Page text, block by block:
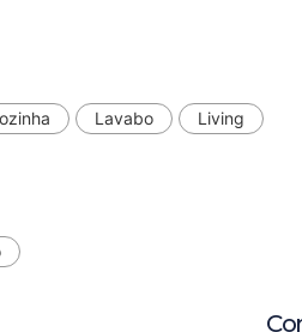
Lavabo Living